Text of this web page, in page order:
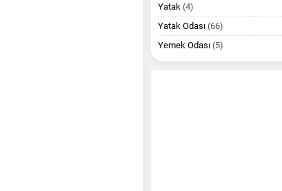
Yatak (4)
Yatak Odası (66)
Yemek Odası (5)